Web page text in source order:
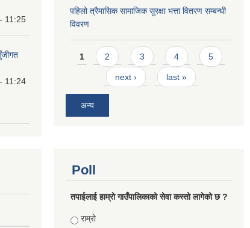
11:25
11:24
पहिलो त्रैमासिक सामाजिक सुरक्षा भत्ता वितरण सम्बन्धी
विवरण
Pages
1 2 3 4 5
next › last »
अन्य
Poll
तपाईलाई हाम्राे गाउँपालिकाको सेवा कस्तो लागेको छ ?
Choices
राम्रो